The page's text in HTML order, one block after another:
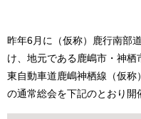
昨年6月に（仮称）鹿行南部
け、地元である鹿嶋市・神
東自動車道鹿嶋神栖線（仮称
の通常総会を下記のとおり開